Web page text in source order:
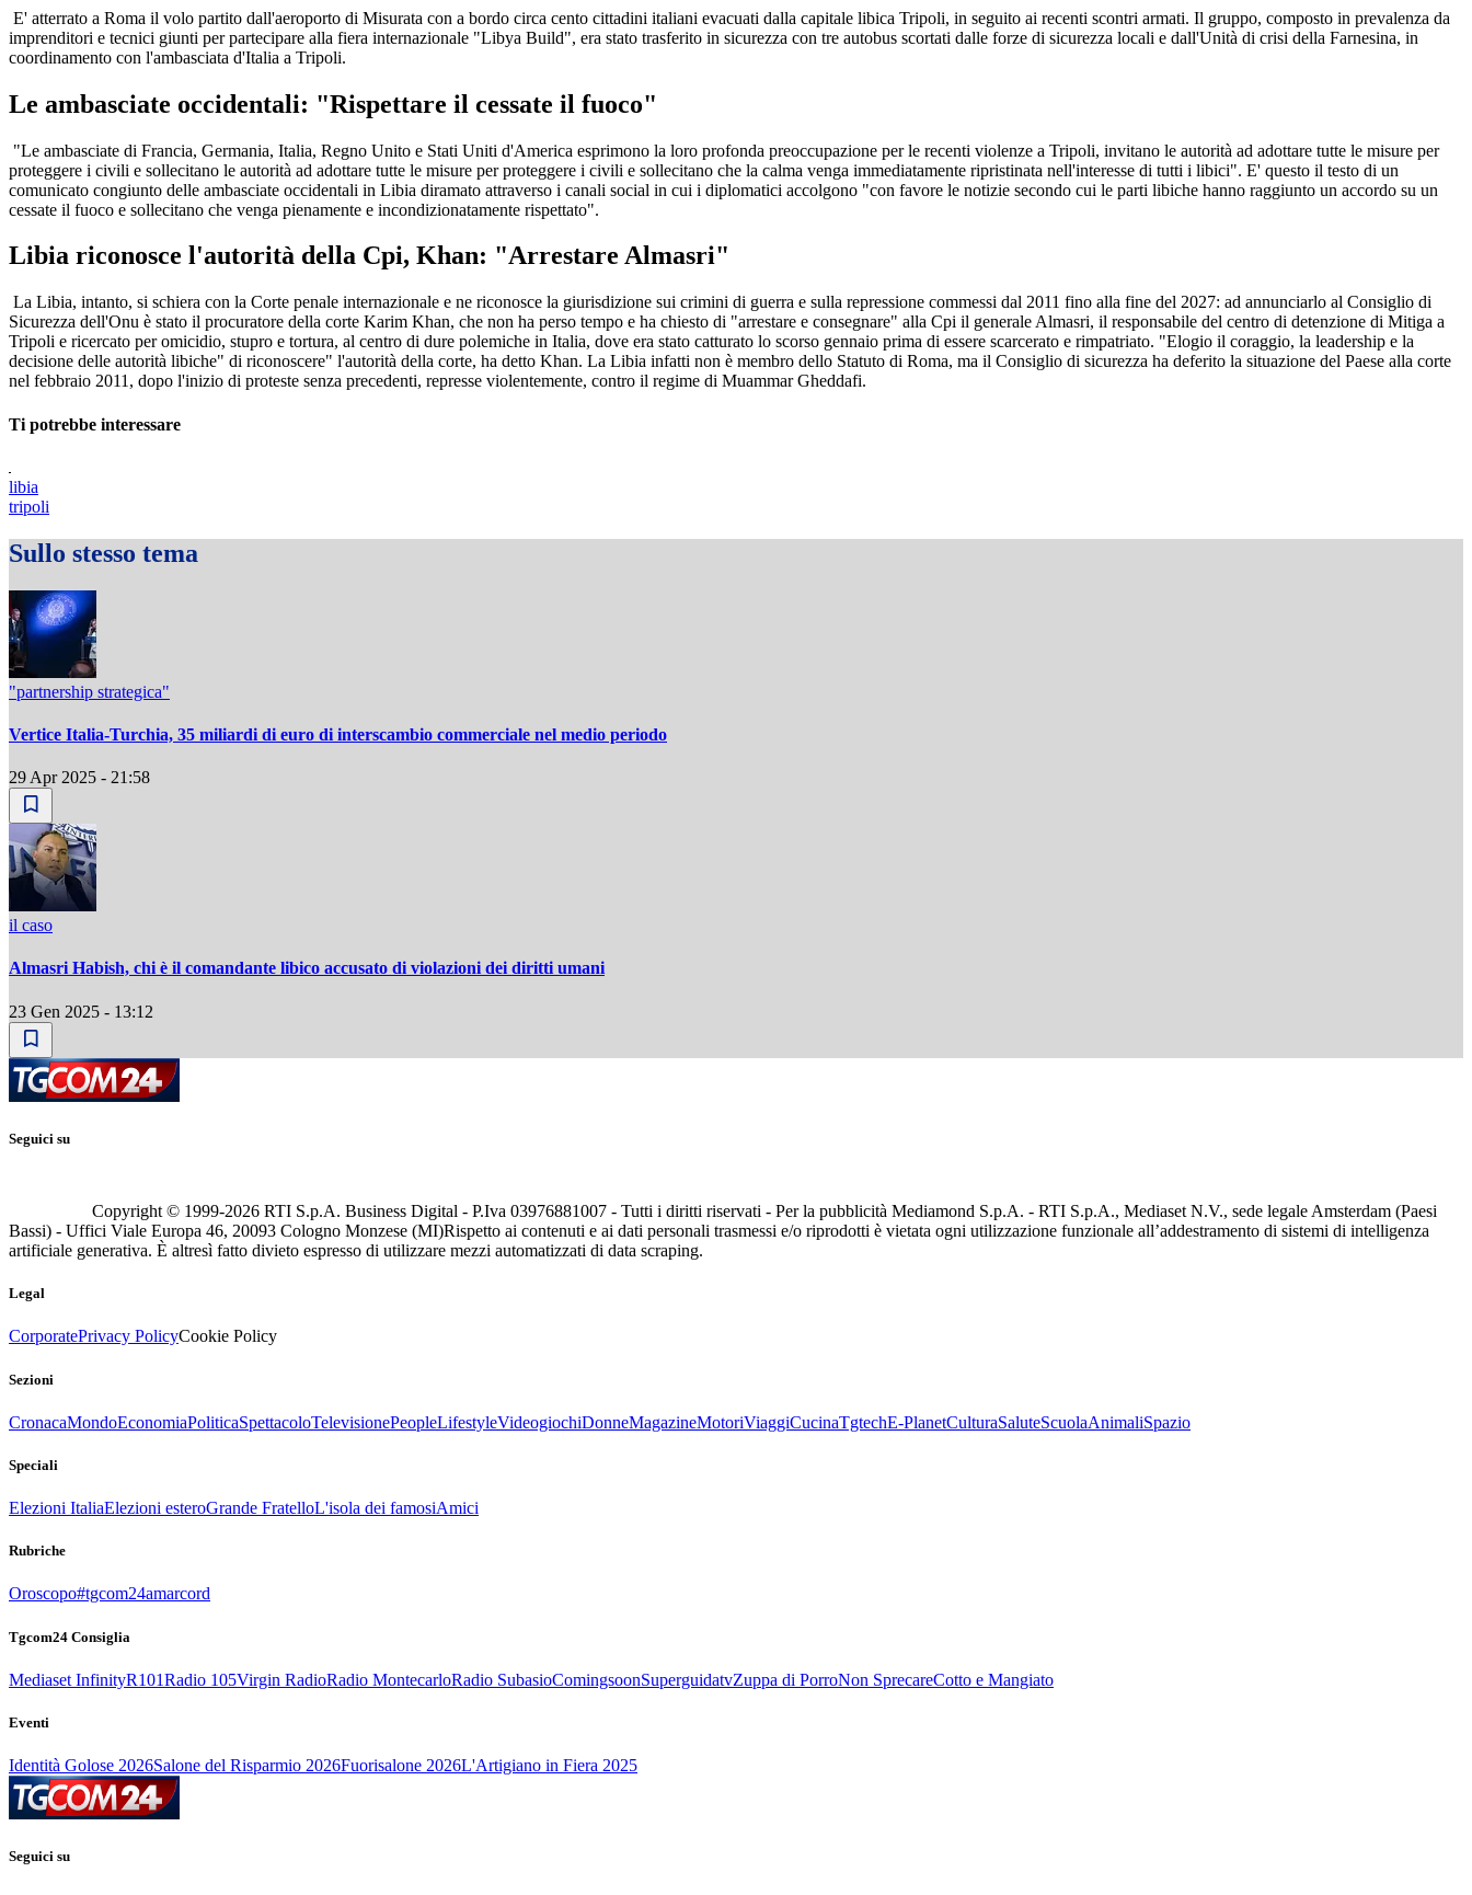
E' atterrato a Roma il volo partito dall'aeroporto di Misurata con a bordo circa cento cittadini italiani evacuati dalla capitale libica Tripoli, in seguito ai recenti scontri armati. Il gruppo, composto in prevalenza da
imprenditori e tecnici giunti per partecipare alla fiera internazionale "Libya Build", era stato trasferito in sicurezza con tre autobus scortati dalle forze di sicurezza locali e dall'Unità di crisi della Farnesina, in
coordinamento con l'ambasciata d'Italia a Tripoli.
Le ambasciate occidentali: "Rispettare il cessate il fuoco"
"Le ambasciate di Francia, Germania, Italia, Regno Unito e Stati Uniti d'America esprimono la loro profonda preoccupazione per le recenti violenze a Tripoli, invitano le autorità ad adottare tutte le misure per
proteggere i civili e sollecitano le autorità ad adottare tutte le misure per proteggere i civili e sollecitano che la calma venga immediatamente ripristinata nell'interesse di tutti i libici". E' questo il testo di un
comunicato congiunto delle ambasciate occidentali in Libia diramato attraverso i canali social in cui i diplomatici accolgono "con favore le notizie secondo cui le parti libiche hanno raggiunto un accordo su un
cessate il fuoco e sollecitano che venga pienamente e incondizionatamente rispettato".
Libia riconosce l'autorità della Cpi, Khan: "Arrestare Almasri"
La Libia, intanto, si schiera con la Corte penale internazionale e ne riconosce la giurisdizione sui crimini di guerra e sulla repressione commessi dal 2011 fino alla fine del 2027: ad annunciarlo al Consiglio di
Sicurezza dell'Onu è stato il procuratore della corte Karim Khan, che non ha perso tempo e ha chiesto di "arrestare e consegnare" alla Cpi il generale Almasri, il responsabile del centro di detenzione di Mitiga a
Tripoli e ricercato per omicidio, stupro e tortura, al centro di dure polemiche in Italia, dove era stato catturato lo scorso gennaio prima di essere scarcerato e rimpatriato. "Elogio il coraggio, la leadership e la
decisione delle autorità libiche" di riconoscere" l'autorità della corte, ha detto Khan. La Libia infatti non è membro dello Statuto di Roma, ma il Consiglio di sicurezza ha deferito la situazione del Paese alla corte
nel febbraio 2011, dopo l'inizio di proteste senza precedenti, represse violentemente, contro il regime di Muammar Gheddafi.
Ti potrebbe interessare
libia
tripoli
Sullo stesso tema
"partnership strategica"
Vertice Italia-Turchia, 35 miliardi di euro di interscambio commerciale nel medio periodo
29 Apr 2025 - 21:58
il caso
Almasri Habish, chi è il comandante libico accusato di violazioni dei diritti umani
23 Gen 2025 - 13:12
Seguici su
Copyright © 1999-2026 RTI S.p.A. Business Digital - P.Iva 03976881007 - Tutti i diritti riservati - Per la pubblicità Mediamond S.p.A. - RTI S.p.A., Mediaset N.V., sede legale Amsterdam (Paesi
Bassi) - Uffici Viale Europa 46, 20093 Cologno Monzese (MI)Rispetto ai contenuti e ai dati personali trasmessi e/o riprodotti è vietata ogni utilizzazione funzionale all’addestramento di sistemi di intelligenza
artificiale generativa. È altresì fatto divieto espresso di utilizzare mezzi automatizzati di data scraping.
Legal
CorporatePrivacy PolicyCookie Policy
Sezioni
CronacaMondoEconomiaPoliticaSpettacoloTelevisionePeopleLifestyleVideogiochiDonneMagazineMotoriViaggiCucinaTgtechE-PlanetCulturaSaluteScuolaAnimaliSpazio
Speciali
Elezioni ItaliaElezioni esteroGrande FratelloL'isola dei famosiAmici
Rubriche
Oroscopo#tgcom24amarcord
Tgcom24 Consiglia
Mediaset InfinityR101Radio 105Virgin RadioRadio MontecarloRadio SubasioComingsoonSuperguidatvZuppa di PorroNon SprecareCotto e Mangiato
Eventi
Identità Golose 2026Salone del Risparmio 2026Fuorisalone 2026L'Artigiano in Fiera 2025
Seguici su